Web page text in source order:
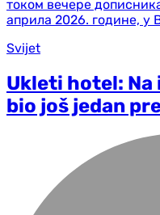
Svijet
Ukleti hotel:
bio još jedan